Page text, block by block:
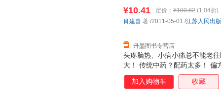
头疼脑热、小病小痛总不能老
大！ 传统中药？配药太多！ 偏
紧收藏单方药！ 《家有单方药
药里精心挑选出最适合家庭使
¥10.41 定价： ¥100.82 (1.04折)
丹墨图书专营店
肖建喜 著 /2011-05-01 /江苏人民出
加入购物车 收藏